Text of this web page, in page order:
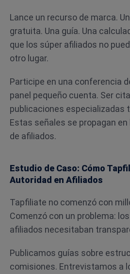
Lance un recurso de marca.
gratuita. Una guía. Una
que los súper afiliados no
otro lugar.
Participe en una conferencia
panel pequeño cuenta. Ser
publicaciones especializadas
Estas señales se propagan
de afiliados.
Estudio de Caso: Cómo
Autoridad en Afiliados
Tapfiliate no comenzó con
Comenzó con un problema:
afiliados necesitaban
Publicamos guías sobre
comisiones. Entrevistamos a